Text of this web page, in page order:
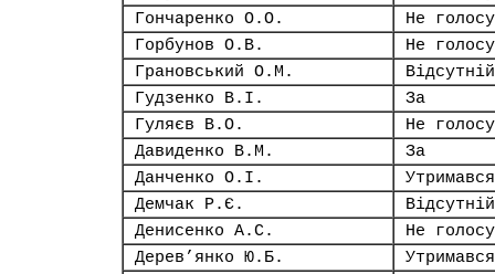
Гончаренко О.О.
Не
Горбунов О.В.
Не
Грановський О.М.
Відсутній
Гудзенко В.І.
За
Гуляєв В.О.
Не
Давиденко В.М.
За
Данченко О.І.
Утримався
Демчак Р.Є.
Відсутній
Денисенко А.С.
Не
Дерев’янко Ю.Б.
Утримався